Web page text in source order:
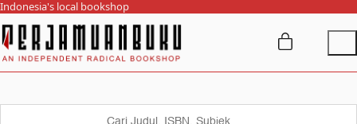
Indonesia's local bookshop